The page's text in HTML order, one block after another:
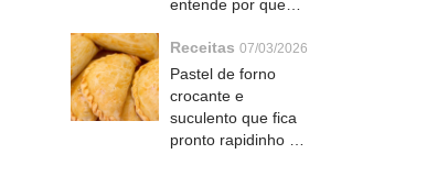
entende por que
receita
Receitas 07/03/2026
Pastel de forno
crocante e
suculento que fica
pronto rapidinho e